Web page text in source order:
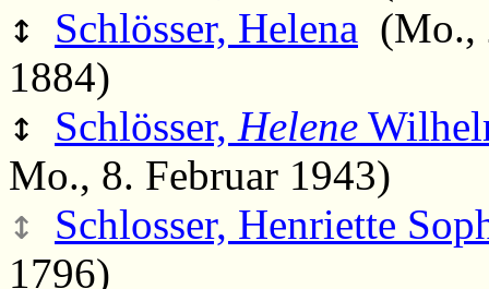
↕ Schlösser, Helena (Mo.,
1884)
↕ Schlösser, Helene
Mo., 8. Februar 1943)
↕
Schlosser, Henriette
1796)